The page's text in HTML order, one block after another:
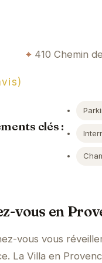
410 Chemin
clés :
vous en
vous vous
La Villa en